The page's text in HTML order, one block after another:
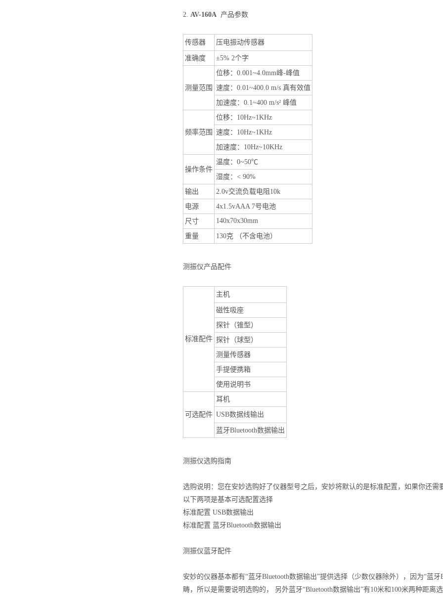
2. AV-160A 产品参数
传感器 压电振动传感器
准确度 ±5% 2个字
测量范围
位移：0.001~4.0mm峰-峰值
速度：0.01~400.0 m/s 真有效值
加速度： 0.1~400 m/s² 峰值
频率范围
位移：10Hz~1KHz
速度：10Hz~1KHz
加速度：10Hz~10KHz
操作条件
温度：0~50℃
湿度：< 90%
输出
2.0v交流负载电阻10k
电源
4x1.5vAAA 7号电池
尺寸
140x70x30mm
重量 130克 （不含电池）
测振仪产品配件
标准配件
主机
磁性吸座
探针（锥型）
探针（球型）
测量传感器
手提便携箱
使用说明书
可选配件
耳机
USB数据线输出
蓝牙Bluetooth数据输出
测振仪选购指南
选购说明：您在安妙选购好了仪器型号之后，安妙将默认的是标准配置，如果你还需
以下两项是基本可选配置选择
标准配置 USB数据输出
标准配置 蓝牙Bluetooth数据输出
测振仪蓝牙配件
安妙的仪器基本都有“蓝牙Bluetooth数据输出”提供选择（少数仪器除外），因为“蓝
畴，所以是需要说明选购的， 另外蓝牙“Bluetooth数据输出”有10米和100米两种距离